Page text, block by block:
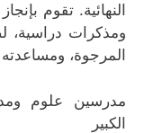
النهائية. تقوم
ومذكرات دراسية،
المرجوة،
مدرسين علوم
الكبير